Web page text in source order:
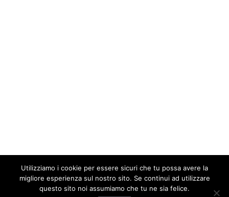
Utilizziamo i cookie per essere sicuri che tu possa avere la
migliore esperienza sul nostro sito. Se continui ad utilizzare
questo sito noi assumiamo che tu ne sia felice.